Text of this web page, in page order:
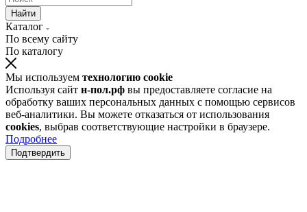
Найти
Каталог
По всему сайту
По каталогу
Мы используем технологию cookie
Используя сайт н-пол.рф вы предоставляете согласие на
обработку ваших персональных данных с помощью сервисов
веб-аналитики. Вы можете отказаться от использования
cookies, выбрав соответствующие настройки в браузере.
Подробнее
Подтвердить